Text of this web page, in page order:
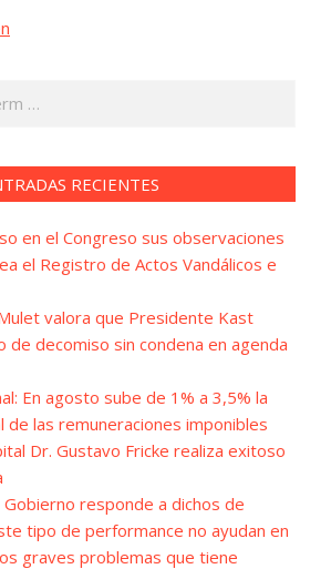
RECIENTES
en el Congreso sus observaciones
el Registro de Actos Vandálicos e
valora que Presidente Kast
de decomiso sin condena en agenda
En agosto sube de 1% a 3,5% la
de las remuneraciones imponibles
Dr. Gustavo Fricke realiza exitoso
Gobierno responde a dichos de
tipo de performance no ayudan en
graves problemas que tiene